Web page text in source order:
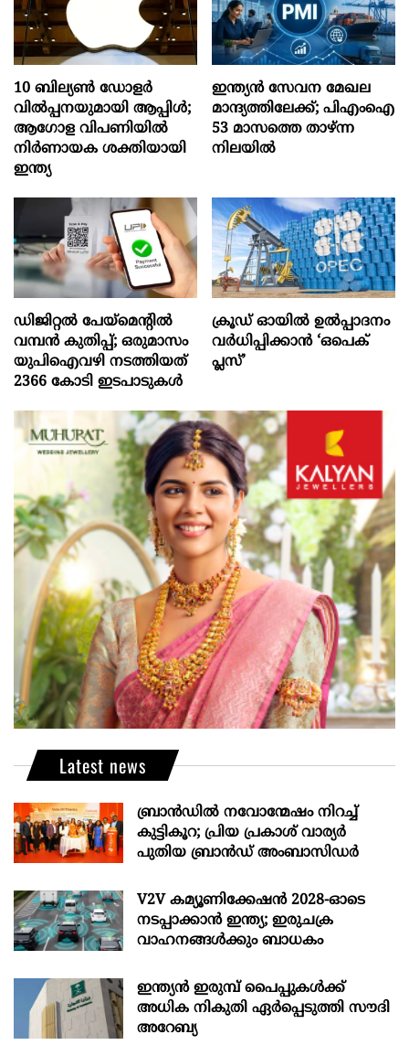
10 ബില്യൺ ഡോളർ
വിൽപ്പനയുമായി ആപ്പിൾ;
ആഗോള വിപണിയിൽ
നിർണായക ശക്തിയായി
ഇന്ത്യ
ഇന്ത്യൻ സേവന മേഖല
മാന്ദ്യത്തിലേക്ക്; പിഎംഐ
53 മാസത്തെ താഴ്ന്ന
നിലയില്‍
ഡിജിറ്റല്‍ പേയ്‌മെന്റില്‍
വമ്പന്‍ കുതിപ്പ്; ഒരുമാസം
യുപിഐവഴി നടത്തിയത്
2366 കോടി ഇടപാടുകള്‍
ക്രൂഡ് ഓയിൽ ഉൽപ്പാദനം
വർധിപ്പിക്കാൻ ‘ഒപെക്
പ്ലസ്’
Latest news
ബ്രാൻഡിൽ നവോന്മേഷം നിറച്ച്
കുട്ടികൂറ; പ്രിയ പ്രകാശ് വാര്യർ
പുതിയ ബ്രാൻഡ് അംബാസിഡർ
V2V കമ്യൂണിക്കേഷൻ 2028-ഓടെ
നടപ്പാക്കാൻ ഇന്ത്യ; ഇരുചക്ര
വാഹനങ്ങൾക്കും ബാധകം
ഇന്ത്യൻ ഇരുമ്പ് പൈപ്പുകൾക്ക്
അധിക നികുതി ഏർപ്പെടുത്തി സൗദി
അറേബ്യ